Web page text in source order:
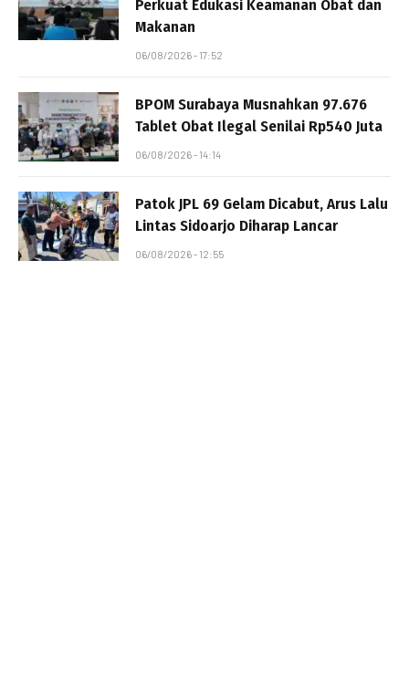
Perkuat Edukasi Keamanan Obat dan
Makanan
06/08/2026 - 17:52
BPOM Surabaya Musnahkan 97.676
Tablet Obat Ilegal Senilai Rp540 Juta
06/08/2026 - 14:14
Patok JPL 69 Gelam Dicabut, Arus Lalu
Lintas Sidoarjo Diharap Lancar
06/08/2026 - 12:55